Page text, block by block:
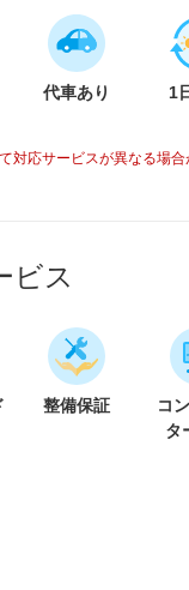
代車あり 1
対応サービスが異なる場合
ビス
整備保証
コ
タ